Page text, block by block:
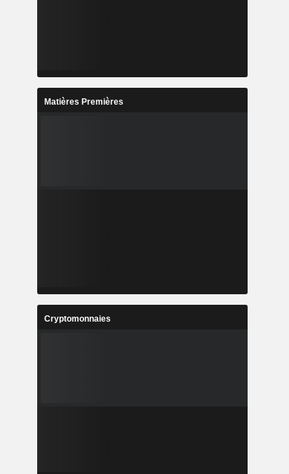
Matières Premières
Cryptomonnaies